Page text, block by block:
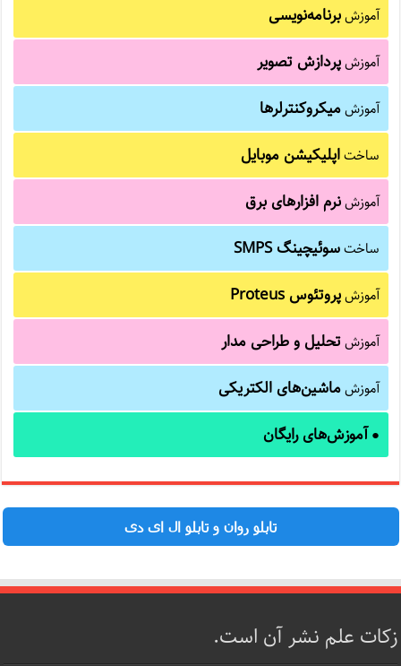
آموزشبرنامه‌نویسی
آموزشپردازش تصویر
آموزشمیکروکنترلرها
ساختاپلیکیشن موبایل
آموزشنرم افزارهای برق
ساختسوئیچینگ SMPS
آموزشپروتئوس Proteus
آموزشتحلیل و طراحی مدار
آموزشماشین‌های الکتریکی
●آموزش‌های رایگان
تابلو روان و تابلو ال ای دی
زکات علم نشر آن است.